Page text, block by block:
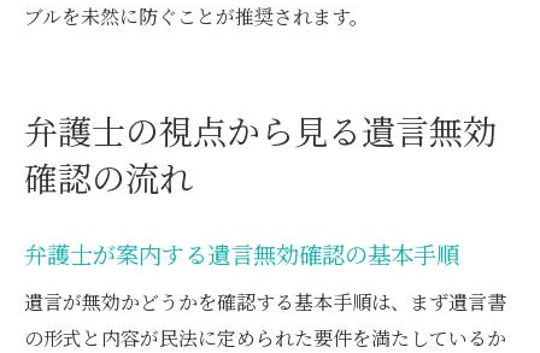
ブルを未然に防ぐことが推奨されます。
弁護士の視点から見る遺言無効
確認の流れ
弁護士が案内する遺言無効確認の基本手順
遺言が無効かどうかを確認する基本手順は、まず遺言書
の形式と内容が民法に定められた要件を満たしているか